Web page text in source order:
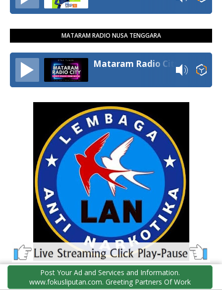
MATARAM RADIO NUSA TENGGARA
Mataram Radio City
Post Your Ad and Services and Information.
www.fokusliputan.com. Greeting Partners Of Work